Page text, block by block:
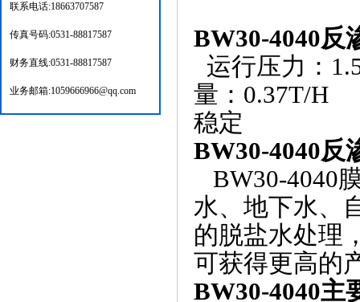
联系电话:18663707587
传真号码:0531-88817587
财务直线:0531-88817587
业务邮箱:1059666966@qq.com
BW30-4040反
运行压力：
量：0.37T/H
稳定
BW30-4040反
BW30-4040
水、地下水、
的脱盐水处理
可获得更高的
BW30-4040主